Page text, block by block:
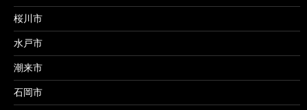
桜川市
水戸市
潮来市
石岡市